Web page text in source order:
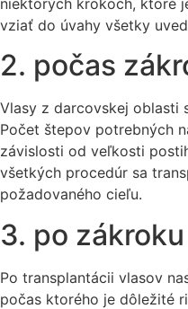
vziať do úvahy všetky
2. počas
Vlasy z darcovskej oblasti
Počet štepov potrebných
závislosti od veľkosti
všetkých procedúr sa
požadovaného cieľu.
3. po zákroku
Po transplantácii vlasov
počas ktorého je dôležité